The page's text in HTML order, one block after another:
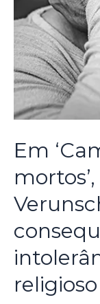
Em
religioso